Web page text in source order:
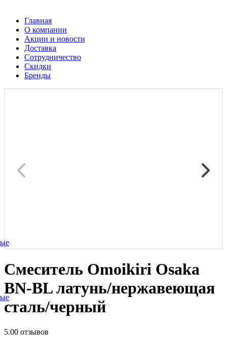
Главная
О компании
Акции и новости
Доставка
Сотрудничество
Скидки
Бренды
Смеситель Omoikiri Osaka
BN-BL латунь/нержавеющая
сталь/черный
5.00 отзывов